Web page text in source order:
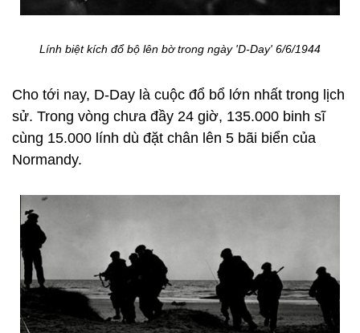
Lính biệt kích đổ bộ lên bờ trong ngày 'D-Day' 6/6/1944
Cho tới nay, D-Day là cuộc đổ bổ lớn nhất trong lịch
sử. Trong vòng chưa đầy 24 giờ, 135.000 binh sĩ
cùng 15.000 lính dù đặt chân lên 5 bãi biển của
Normandy.